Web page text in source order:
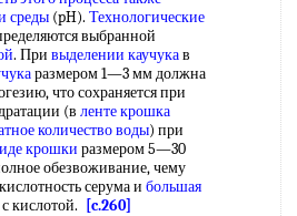
среды (pH). Технологические
выбранной
. При выделении каучукав
размером 1—3 мм должна
что сохраняется при
(в ленте крошка
количество воды) при
крошки размером 5—30
обезвоживание, чему
серума и большая
кислотой. [c.260]